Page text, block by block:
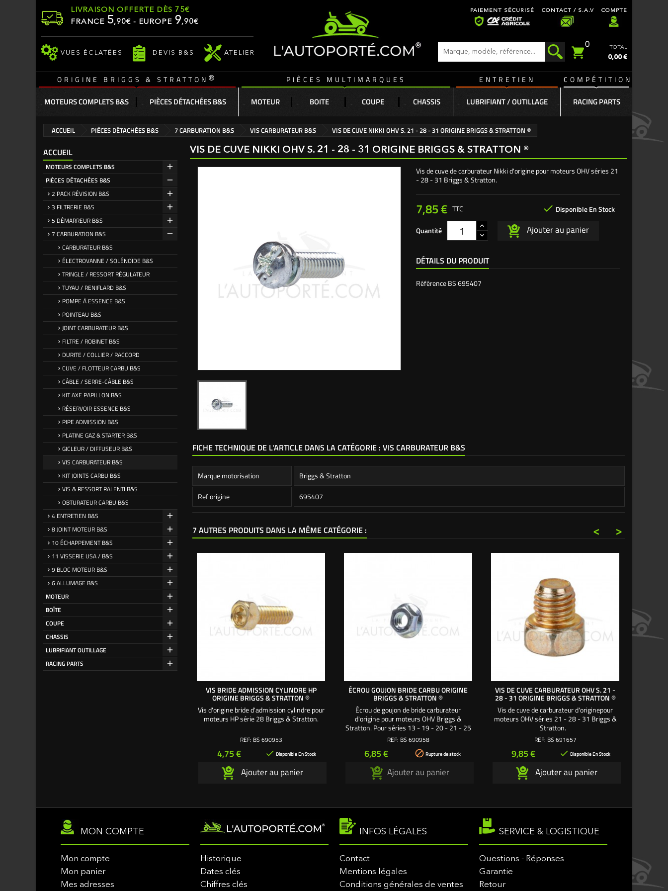
LIVRAISON OFFERTE DÈS 75€
FRANCE 5,90€ - EUROPE 9,90€
VUES ÉCLATÉES DEVIS B&S ATELIER
PAIEMENT SÉCURISÉ CONTACT / S.A.V COMPTE
0 TOTAL
0,00 €
ORIGINE BRIGGS & STRATTON ® PIÈCES MULTIMARQUES ENTRETIEN COMPÉTITION
MOTEURS COMPLETS B&S PIÈCES DÉTACHÉES B&S MOTEUR BOITE COUPE CHASSIS LUBRIFIANT / OUTILLAGE RACING PARTS
ACCUEIL PIÈCES DÉTACHÉES B&S 7 CARBURATION B&S VIS CARBURATEUR B&S VIS DE CUVE NIKKI OHV S. 21 - 28 - 31 ORIGINE BRIGGS & STRATTON ®
ACCUEIL
MOTEURS COMPLETS B&S
PIÈCES DÉTACHÉES B&S
2 PACK RÉVISION B&S
3 FILTRERIE B&S
5 DÉMARREUR B&S
7 CARBURATION B&S
CARBURATEUR B&S
ÉLECTROVANNE / SOLÉNOÏDE B&S
TRINGLE / RESSORT RÉGULATEUR
TUYAU / RENIFLARD B&S
POMPE À ESSENCE B&S
POINTEAU B&S
JOINT CARBURATEUR B&S
FILTRE / ROBINET B&S
DURITE / COLLIER / RACCORD
CUVE / FLOTTEUR CARBU B&S
CÂBLE / SERRE-CÂBLE B&S
KIT AXE PAPILLON B&S
RÉSERVOIR ESSENCE B&S
PIPE ADMISSION B&S
PLATINE GAZ & STARTER B&S
GICLEUR / DIFFUSEUR B&S
VIS CARBURATEUR B&S
KIT JOINTS CARBU B&S
VIS & RESSORT RALENTI B&S
OBTURATEUR CARBU B&S
4 ENTRETIEN B&S
8 JOINT MOTEUR B&S
10 ÉCHAPPEMENT B&S
11 VISSERIE USA / B&S
9 BLOC MOTEUR B&S
6 ALLUMAGE B&S
MOTEUR
BOÎTE
COUPE
CHASSIS
LUBRIFIANT OUTILLAGE
RACING PARTS
VIS DE CUVE NIKKI OHV S. 21 - 28 - 31 ORIGINE BRIGGS & STRATTON ®
Vis de cuve de carburateur Nikki d'origine pour moteurs OHV séries 21
- 28 - 31 Briggs & Stratton.
7,85 €  Disponible En Stock
TTC
Quantité Ajouter au panier
DÉTAILS DU PRODUIT
RéférenceBS 695407
FICHE TECHNIQUE DE L'ARTICLE DANS LA CATÉGORIE : VIS CARBURATEUR B&S
Marque motorisation
Briggs & Stratton
Ref origine
695407
7 AUTRES PRODUITS DANS LA MÊME CATÉGORIE : >
<
VIS BRIDE ADMISSION CYLINDRE HP
ORIGINE BRIGGS & STRATTON ®
Vis d'origine bride d'admission cylindre pour
moteurs HP série 28 Briggs & Stratton.
REF: BS 690953
Prix
4,75 €  Disponible En Stock
Ajouter au panier
ÉCROU GOUJON BRIDE CARBU ORIGINE
BRIGGS & STRATTON ®
Écrou de goujon de bride carburateur
d'origine pour moteurs OHV Briggs &
Stratton. Pour séries 13 - 19 - 20 - 21 - 25
- 28 - 29 - 30 - 31 - 33 - 35 - 40 - 42 - 44 -
REF: BS 690958
Prix
6,85 €  Rupture de stock
Ajouter au panier
VIS DE CUVE CARBURATEUR OHV S. 21 -
28 - 31 ORIGINE BRIGGS & STRATTON ®
Vis de cuve de carburateur d'originepour
moteurs OHV séries 21 - 28 - 31 Briggs &
Stratton.
REF: BS 691657
Prix
9,85 €  Disponible En Stock
Ajouter au panier
MON COMPTE
Mon compte
Mon panier
Mes adresses
Historique
Dates clés
Chiffres clés
INFOS LÉGALES
Contact
Mentions légales
Conditions générales de ventes
SERVICE & LOGISTIQUE
Questions - Réponses
Garantie
Retour